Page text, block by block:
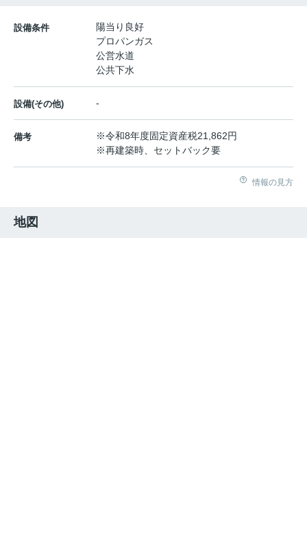
設備条件
陽当り良好
プロパンガス
公営水道
公共下水
設備(その他) -
備考
※令和8年度固定資産税21,862円
※再建築時、セットバック要
情報の見方
地図